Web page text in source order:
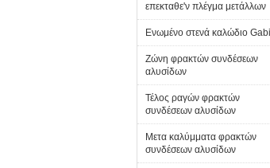
επεκταθε'ν πλέγμα μετάλλων
Ενωμένο στενά καλώδιο
Ζώνη φρακτών συνδέσεων
αλυσίδων
Τέλος ραγών φρακτών
συνδέσεων αλυσίδων
Μετα καλύμματα φρακτών
συνδέσεων αλυσίδων